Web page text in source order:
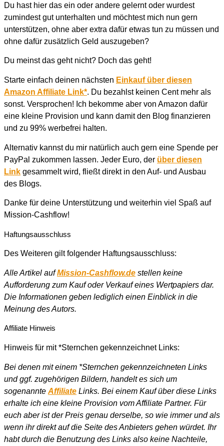
Du hast hier das ein oder andere gelernt oder wurdest
zumindest gut unterhalten und möchtest mich nun gern
unterstützen, ohne aber extra dafür etwas tun zu müssen und
ohne dafür zusätzlich Geld auszugeben?
Du meinst das geht nicht? Doch das geht!
Starte einfach deinen nächsten Einkauf über diesen
Amazon Affiliate Link*. Du bezahlst keinen Cent mehr als
sonst. Versprochen! Ich bekomme aber von Amazon dafür
eine kleine Provision und kann damit den Blog finanzieren
und zu 99% werbefrei halten.
Alternativ kannst du mir natürlich auch gern eine Spende per
PayPal zukommen lassen. Jeder Euro, der über diesen
Link gesammelt wird, fließt direkt in den Auf- und Ausbau
des Blogs.
Danke für deine Unterstützung und weiterhin viel Spaß auf
Mission-Cashflow!
Haftungsausschluss
Des Weiteren gilt folgender Haftungsausschluss:
Alle Artikel aufMission-Cashflow.de stellen keine
Aufforderung zum Kauf oder Verkauf eines Wertpapiers dar.
Die Informationen geben lediglich einen Einblick in die
Meinung des Autors.
Affiliate Hinweis
Hinweis für mit *Sternchen gekennzeichnet Links:
Bei denen mit einem *Sternchen gekennzeichneten Links
und ggf. zugehörigen Bildern, handelt es sich um
sogenannte Affiliate Links. Bei einem Kauf über diese Links
erhalte ich eine kleine Provision vom Affiliate Partner. Für
euch aber ist der Preis genau derselbe, so wie immer und als
wenn ihr direkt auf die Seite des Anbieters gehen würdet. Ihr
habt durch die Benutzung des Links also keine Nachteile,